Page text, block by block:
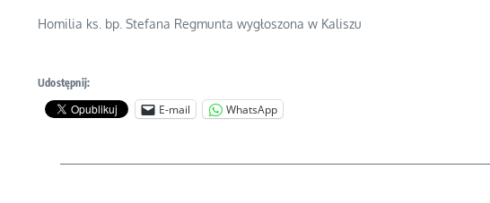
Homilia ks. bp. Stefana Regmunta wygłoszona w Kaliszu
Udostępnij:
E-mail WhatsApp